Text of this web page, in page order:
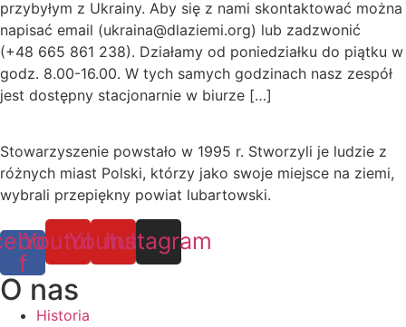
przybyłym z Ukrainy. Aby się z nami skontaktować można
napisać email (ukraina@dlaziemi.org) lub zadzwonić
(+48 665 861 238). Działamy od poniedziałku do piątku w
godz. 8.00-16.00. W tych samych godzinach nasz zespół
jest dostępny stacjonarnie w biurze […]
Stowarzyszenie powstało w 1995 r. Stworzyli je ludzie z
różnych miast Polski, którzy jako swoje miejsce na ziemi,
wybrali przepiękny powiat lubartowski.
f
YoutubeYoutube
Instagram
O nas
Historia